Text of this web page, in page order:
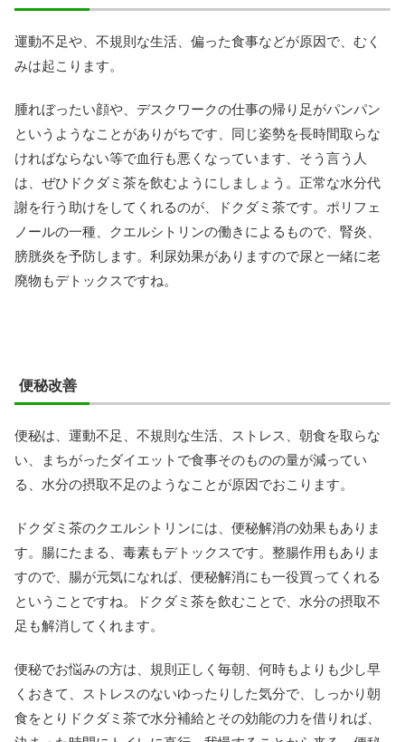
運動不足や、不規則な生活、偏った食事などが原因で、むく
みは起こります。
腫れぼったい顔や、デスクワークの仕事の帰り足がパンパン
というようなことがありがちです、同じ姿勢を長時間取らな
ければならない等で血行も悪くなっています、そう言う人
は、ぜひドクダミ茶を飲むようにしましょう。正常な水分代
謝を行う助けをしてくれるのが、ドクダミ茶です。ポリフェ
ノールの一種、クエルシトリンの働きによるもので、腎炎、
膀胱炎を予防します。利尿効果がありますので尿と一緒に老
廃物もデトックスですね。
便秘改善
便秘は、運動不足、不規則な生活、ストレス、朝食を取らな
い、まちがったダイエットで食事そのものの量が減ってい
る、水分の摂取不足のようなことが原因でおこります。
ドクダミ茶のクエルシトリンには、便秘解消の効果もありま
す。腸にたまる、毒素もデトックスです。整腸作用もありま
すので、腸が元気になれば、便秘解消にも一役買ってくれる
ということですね。ドクダミ茶を飲むことで、水分の摂取不
足も解消してくれます。
便秘でお悩みの方は、規則正しく毎朝、何時もよりも少し早
くおきて、ストレスのないゆったりした気分で、しっかり朝
食をとりドクダミ茶で水分補給とその効能の力を借りれば、